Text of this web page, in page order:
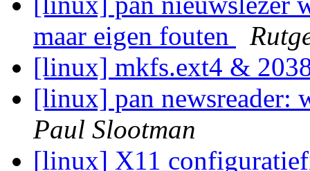
maar eigen fouten
[linux] mkfs.ext4 &
[linux] pan newsreader:
Paul Slootman
[linux] X11